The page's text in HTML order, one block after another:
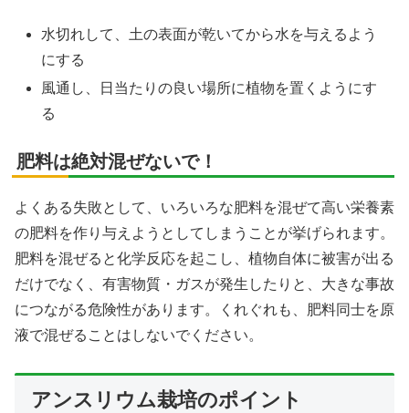
水切れして、土の表面が乾いてから水を与えるよう
にする
風通し、日当たりの良い場所に植物を置くようにす
る
肥料は絶対混ぜないで！
よくある失敗として、いろいろな肥料を混ぜて高い栄養素
の肥料を作り与えようとしてしまうことが挙げられます。
肥料を混ぜると化学反応を起こし、植物自体に被害が出る
だけでなく、有害物質・ガスが発生したりと、大きな事故
につながる危険性があります。くれぐれも、肥料同士を原
液で混ぜることはしないでください。
アンスリウム栽培のポイント
はてブ
LINE
LinkedIn
コピー